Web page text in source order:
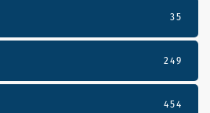
35
249
454